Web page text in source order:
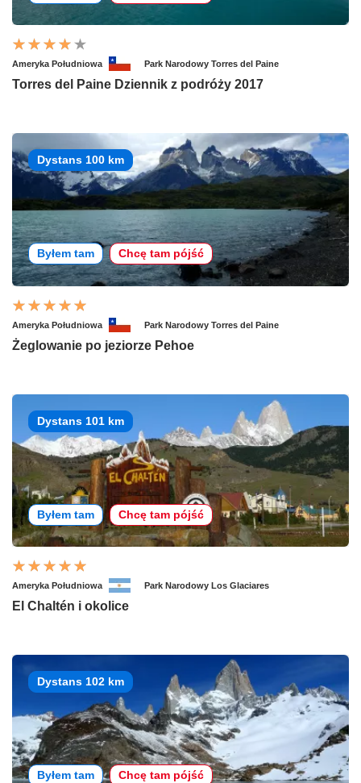
Ameryka Południowa Park Narodowy Torres del Paine
Torres del Paine Dziennik z podróży 2017
Dystans 100 km
Byłem tam Chcę tam pójść
Ameryka Południowa Park Narodowy Torres del Paine
Żeglowanie po jeziorze Pehoe
Dystans 101 km
Byłem tam Chcę tam pójść
Ameryka Południowa Park Narodowy Los Glaciares
El Chaltén i okolice
Dystans 102 km
Byłem tam Chcę tam pójść